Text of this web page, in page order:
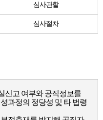
심사관할
심사절차
신고 여부와 공직정보를
과정의 정당성 및 타 법령